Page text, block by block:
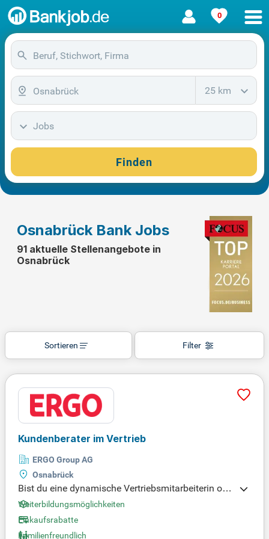
0
25 km
Jobs
Finden
Osnabrück Bank Jobs
91 aktuelle Stellenangebote in
Osnabrück
Filter
Sortieren
Kundenberater im Vertrieb
ERGO Group AG
Osnabrück
Bist du eine dynamische Vertriebsmitarbeiterin ode
r ein dynamischer Vertriebsmitarbeiter, der den dire
kten Kundenkontakt liebt? Dann wird die Tätigkeit
als selbstständiger Versicherungsvermittler (§§ 84,
Weiterbildungsmöglichkeiten
Einkaufsrabatte
Familienfreundlich